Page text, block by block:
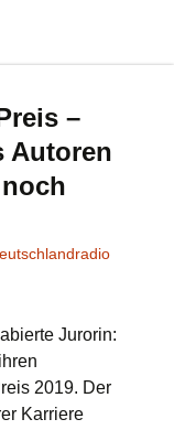
–
Autoren
Jurorin:
2019. Der
Karriere